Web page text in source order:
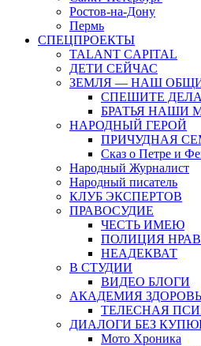
Ростов-на-Дону
Пермь
СПЕЦПРОЕКТЫ
TALANT CAPITAL
ДЕТИ СЕЙЧАС
ЗЕМЛЯ — НАШ
СПЕШИТЕ
БРАТЬЯ НАШИ
НАРОДНЫЙ ГЕРОЙ
ПРИЧУДНАЯ
Сказ о Петре и
Народный Журналист
Народный писатель
КЛУБ ЭКСПЕРТОВ
ПРАВОСУДИЕ
ЧЕСТЬ ИМЕЮ
ПОЛИЦИЯ
НЕАДЕКВАТ
В СТУДИИ
ВИДЕО БЛОГИ
АКАДЕМИЯ
ТЕЛЕСНАЯ
ДИАЛОГИ БЕЗ
Мото Хроника